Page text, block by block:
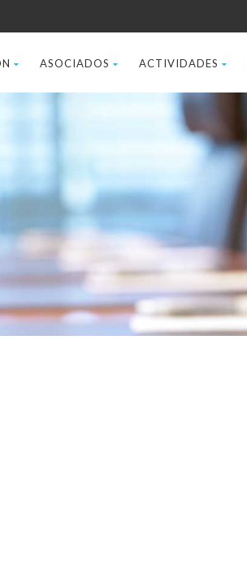
ASOCIADOS ACTIVIDADES